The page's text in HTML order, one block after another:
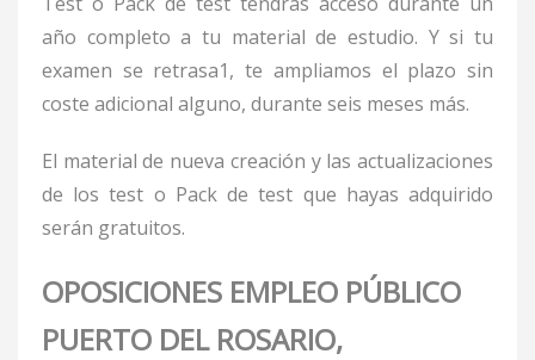
año completo a tu material de estudio. Y si tu
examen se retrasa1, te ampliamos el plazo sin
coste adicional alguno, durante seis meses más.
El material de nueva creación y las actualizaciones
de los test o Pack de test que hayas adquirido
serán gratuitos.
OPOSICIONES EMPLEO PÚBLICO
PUERTO DEL ROSARIO,